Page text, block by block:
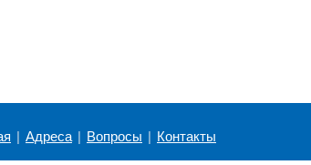
| Адреса | Вопросы | Контакты